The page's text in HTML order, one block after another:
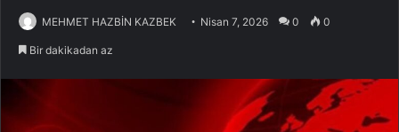
MEHMET HAZBİN KAZBEK Nisan 7, 2026 0 0
Bir dakikadan az